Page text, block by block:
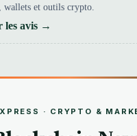
wallets et outils crypto.
les avis →
· CRYPTO &